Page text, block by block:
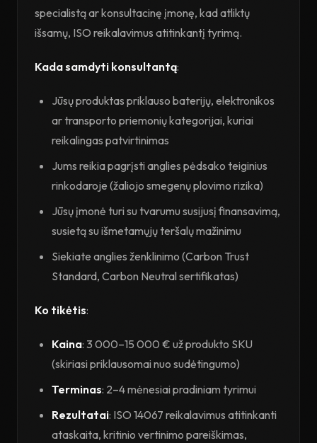
specialistą ar konsultacinę įmonę, kad atliktų
išsamų, ISO reikalavimus atitinkantį tyrimą.
Kada samdyti konsultantą:
Jūsų produktas priklauso baterijų, elektronikos
ar transporto priemonių kategorijai, kuriai
reikalingas patvirtinimas
Jums reikia pagrįsti anglies pėdsako teiginius
rinkodaroje (žaliojo smegenų plovimo rizika)
Jūsų įmonė turi su tvarumu susijusį finansavimą,
susietą su išmetamųjų teršalų mažinimu
Siekiate anglies ženklinimo (Carbon Trust
Standard, Carbon Neutral sertifikatas)
Ko tikėtis:
Kaina: 3 000–15 000 € už produkto SKU
(skiriasi priklausomai nuo sudėtingumo)
Terminas: 2–4 mėnesiai pradiniam tyrimui
Rezultatai: ISO 14067 reikalavimus atitinkanti
ataskaita, kritinio vertinimo pareiškimas,